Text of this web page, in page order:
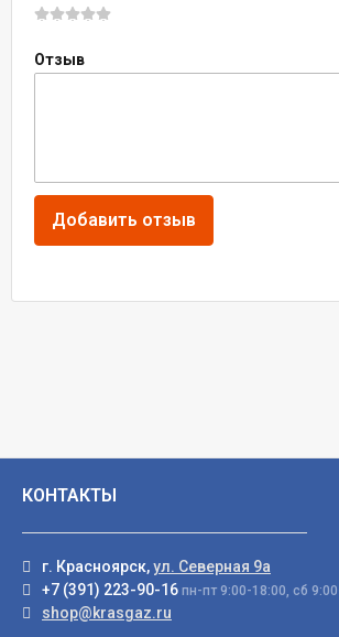
Отзыв
КОНТАКТЫ
г. Красноярск,ул. Северная 9а
+7 (391) 223-90-16 пн-пт 9:00-18:00, сб
shop@krasgaz.ru